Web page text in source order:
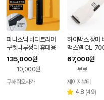
파나소닉 바디트리머
구렛나루정리 휴대용
충전식 방수 ER-GK9
A 단품
135,000원
10,000원
구해줘오사카
하이막스 장미
맥스웰 CL-
리퍼 이용사 실
물 이발소 바버
67,000원
무료
페
제이지뷰티
별 4.8 리
(49)